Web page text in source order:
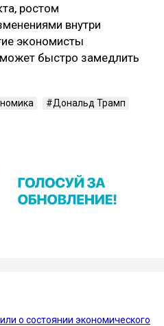
ростом
внутри
экономисты
быстро замедлить
Дональд Трамп